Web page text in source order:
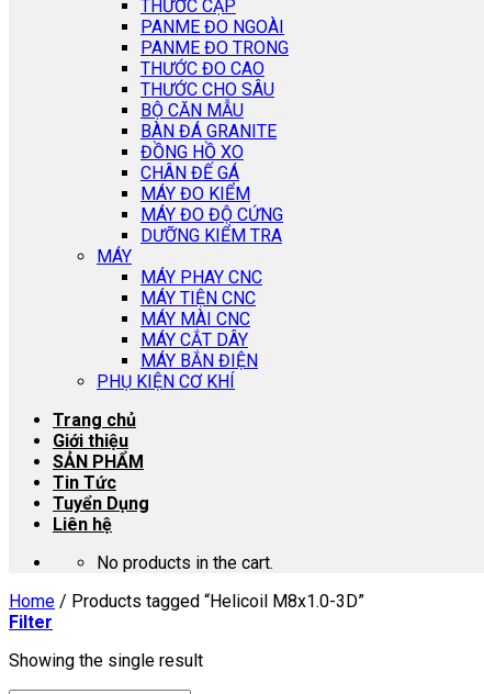
THƯỚC CẶP
PANME ĐO NGOÀI
PANME ĐO TRONG
THƯỚC ĐO CAO
THƯỚC CHO SÂU
BỘ CĂN MẪU
BÀN ĐÁ GRANITE
ĐỒNG HỒ XO
CHÂN ĐẾ GÁ
MÁY ĐO KIỂM
MÁY ĐO ĐỘ CỨNG
DƯỠNG KIỂM TRA
MÁY
MÁY PHAY CNC
MÁY TIỆN CNC
MÁY MÀI CNC
MÁY CẮT DÂY
MÁY BẮN ĐIỆN
PHỤ KIỆN CƠ KHÍ
Trang chủ
Giới thiệu
SẢN PHẨM
Tin Tức
Tuyển Dụng
Liên hệ
No products in the cart.
Home / Products tagged “Helicoil M8x1.0-3D”
Filter
Showing the single result